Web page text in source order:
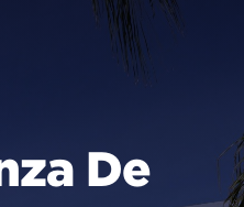
De